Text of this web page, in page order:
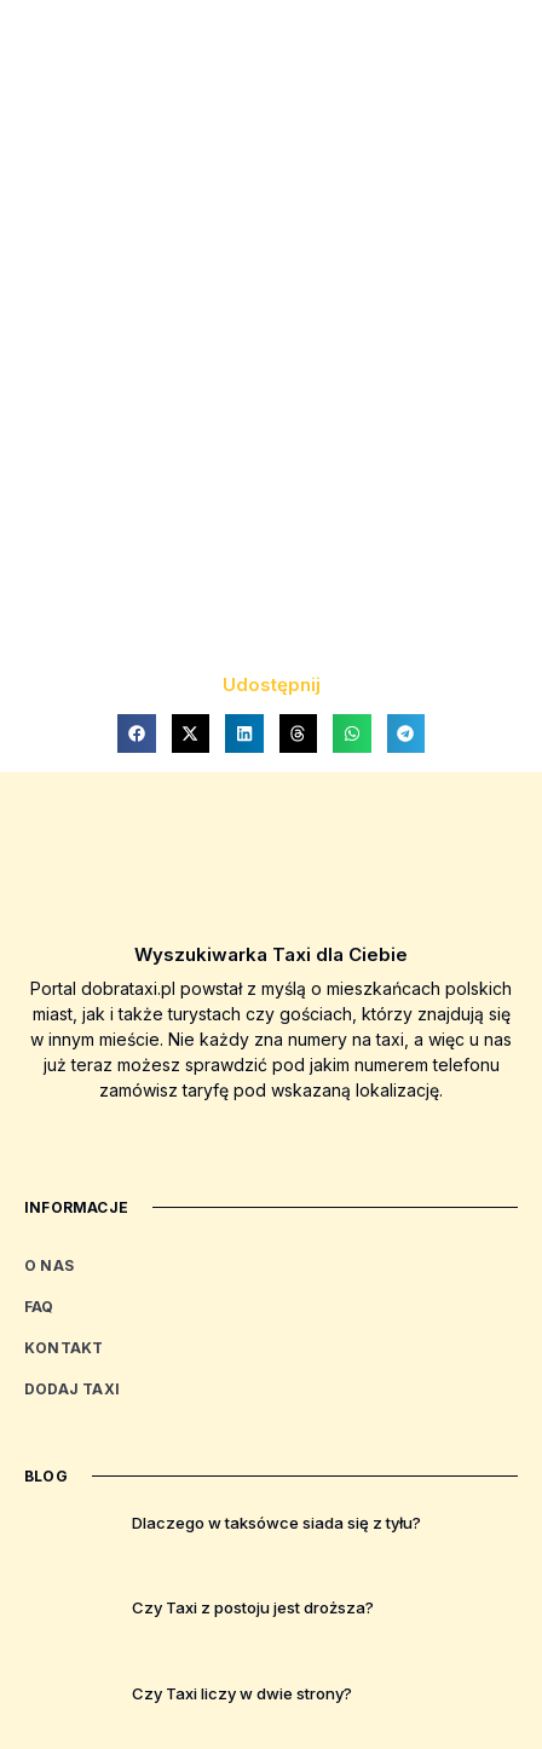
Udostępnij
Wyszukiwarka Taxi dla Ciebie
Portal dobrataxi.pl powstał z myślą o mieszkańcach polskich
miast, jak i także turystach czy gościach, którzy znajdują się
w innym mieście. Nie każdy zna numery na taxi, a więc u nas
już teraz możesz sprawdzić pod jakim numerem telefonu
zamówisz taryfę pod wskazaną lokalizację.
INFORMACJE
O NAS
FAQ
KONTAKT
DODAJ TAXI
BLOG
Dlaczego w taksówce siada się z tyłu?
Czy Taxi z postoju jest droższa?
Czy Taxi liczy w dwie strony?